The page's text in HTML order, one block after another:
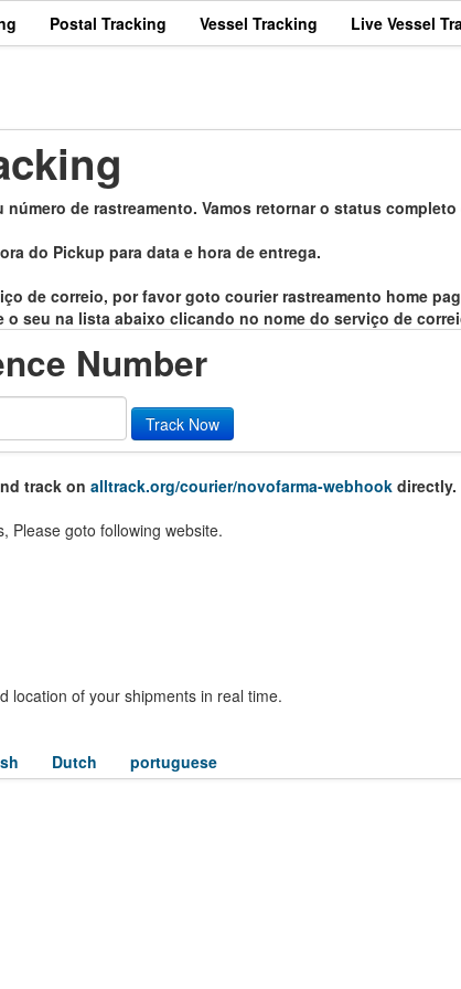
Postal Tracking Vessel Tracking Live Vessel
de rastreamento. Vamos retornar o status completo
do Pickup para data e hora de entrega.
de correio, por favor goto courier rastreamento home
seu na lista abaixo clicando no nome do serviço de
Number
Track Now
track on alltrack.org/courier/novofarma-webhook directly.
Please goto following website.
location of your shipments in real time.
Dutch portuguese